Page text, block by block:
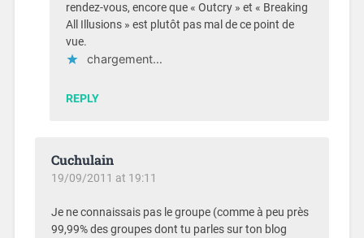
rendez-vous, encore que « Outcry » et « Breaking
All Illusions » est plutôt pas mal de ce point de
vue.
chargement…
REPLY
Cuchulain
19/09/2011 at 19:11
Je ne connaissais pas le groupe (comme à peu près
99,99% des groupes dont tu parles sur ton blog